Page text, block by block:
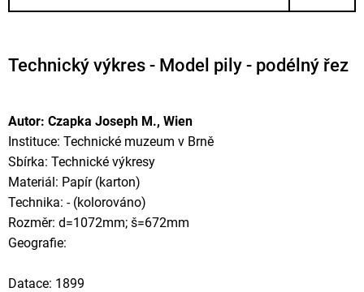
Technický výkres - Model pily - podélný řez
Autor: Czapka Joseph M., Wien
Instituce: Technické muzeum v Brně
Sbírka: Technické výkresy
Materiál: Papír (karton)
Technika: - (kolorováno)
Rozměr: d=1072mm; š=672mm
Geografie:
Datace: 1899